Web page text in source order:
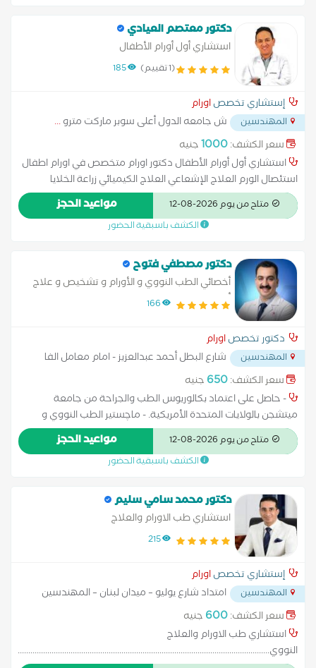
دكتور معتصم العيادي
استشاري أول أورام الأطفال
(1 تقييم) 185
إستشاري تخصصاورام
المهندسين ش جامعه الدول أعلى سوبر ماركت مترو...
سعر الكشف:1000جنيه
استشاري أول أورام الأطفال دكتور اورام متخصص في اورام اطفال
استئصال الورم العلاج الإشعاعي العلاج الكيميائي زراعة الخلايا
الجذعية زراعة النخاع علاج السرطان بالبروتون علاج سرطان البروستاتا
بالإشعاعاستشاري أول أورام الأطفال
متاح من يوم 2026-08-12 مواعيد الحجز
الكشف باسبقية الحضور
دكتور مصطفي فتوح
أخصائي الطب النووي و الأورام و تشخيص و علاج
أورام الغدة الدرقية166
دكتور تخصصاورام
المهندسين
شارع البطل أحمد عبدالعزيز - امام معامل الفا
سعر الكشف:650 جنيه
- حاصل على اعتماد بكالوريوس الطب والجراحة من جامعة
ميتشجن بالولايات المتحدة الأمريكية. - ⁠ماچستير الطب النووي و
تشخيص و علاج الأورام بالنظائر المشعة من كلية الطب بالقوات
المسلحة. - ⁠عضو الجمعية المصرية لمتخصصين الطب النووي
متاح من يوم 2026-08-12 مواعيد الحجز
الكشف باسبقية الحضور
دكتور محمد سامي سليم
استشاري طب الاورام والعلاج
النووي..............................................
215
إستشاري تخصصاورام
المهندسين
امتداد شارع يوليو – ميدان لبنان – المهندسين
سعر الكشف:600 جنيه
استشاري طب الاورام والعلاج